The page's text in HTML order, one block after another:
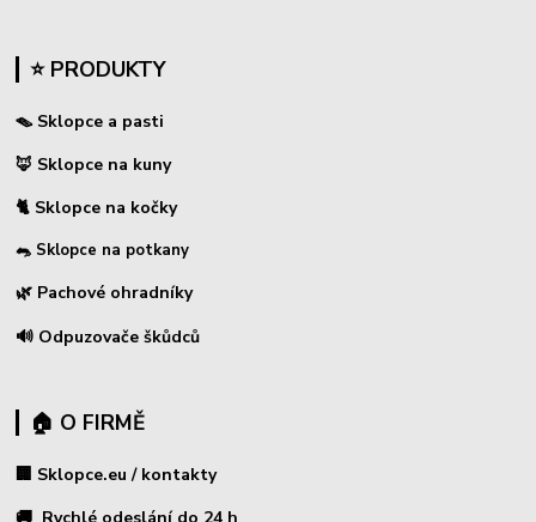
⭐ PRODUKTY
🪤 Sklopce a pasti
🦊 Sklopce na kuny
🐈 Sklopce na kočky
🐀 Sklopce na potkany
🌿 Pachové ohradníky
🔊 Odpuzovače škůdců
🏠 O FIRMĚ
🏢 Sklopce.eu / kontakty
🚚 Rychlé odeslání do 24 h